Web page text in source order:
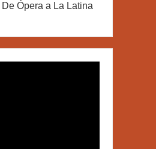
De Ópera a La Latina